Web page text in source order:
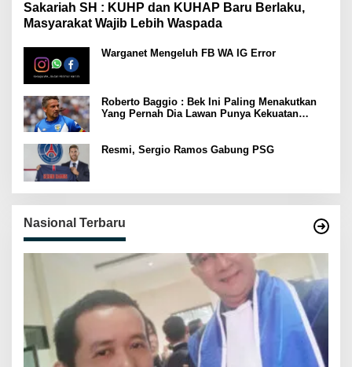
Sakariah SH : KUHP dan KUHAP Baru Berlaku,
Masyarakat Wajib Lebih Waspada
Warganet Mengeluh FB WA IG Error
Roberto Baggio : Bek Ini Paling Menakutkan
Yang Pernah Dia Lawan Punya Kekuatan
Resmi, Sergio Ramos Gabung PSG
Nasional Terbaru